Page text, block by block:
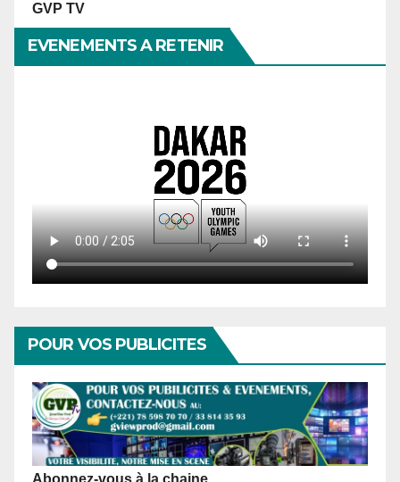
GVP TV
EVENEMENTS A RETENIR
POUR VOS PUBLICITES
Abonnez-vous à la chaine